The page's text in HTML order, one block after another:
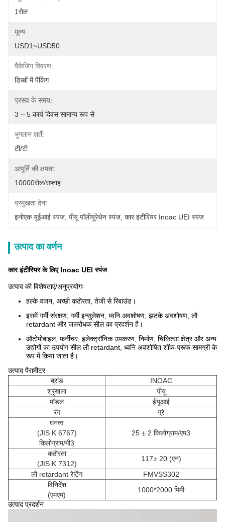
1रोल
मूल्य:
USD1~USD50
पैकेजिंग विवरण:
डिब्बों में पैकिंग
प्रसव के समय:
3 ~ 5 कार्य दिवस सामान्य रूप से
भुगतान शर्तें:
टी/टी
आपूर्ति की क्षमता:
10000रोल/सप्ताह
प्रमुखता देना:
इनोएक यूईआई स्पंज पीयू पॉलीयूरेथेन स्पंज कार इंटीरियर Inoac UEI स्पंज
उत्पाद का वर्णन
कार इंटीरियर के लिए Inoac UEI स्पंज
उत्पाद की विशेषताएं/अनुप्रयोगः
हल्के वजन, अच्छी कठोरता, तेजी से रिबाउंड।
इसमें गर्मी संरक्षण, गर्मी इन्सुलेशन, ध्वनि अवशोषण, झटके अवशोषण, लौ
retardant और जलरोधक सील का प्रदर्शन है।
ऑटोमोबाइल, फर्नीचर, इलेक्ट्रॉनिक उपकरण, निर्माण, चिकित्सा क्षेत्र और अन्य
उद्योगों का उपयोग सील लौ retardant, ध्वनि अवशोषित शॉक-प्रूफ सामग्री के
रूप में किया जाता है।
उत्पाद पैरामीटर
ब्रांड
INOAC
श्रृंखला
पीयू
मॉडल
ईयूआई
रंग
ग्रे
घनत्व
(JIS K 6767)
किलोग्राम/मी3
25 ± 2 किलोग्राम/एम3
कठोरता
(JIS K 7312)
117± 20 (एन)
लौ retardant रेटिंग
FMVSS302
विनिर्देश
(एमएम)
1000*2000 मिमी
उत्पाद प्रदर्शन